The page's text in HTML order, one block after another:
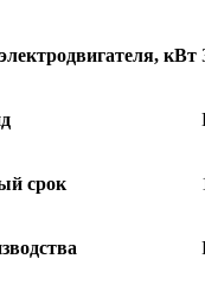
кВт
срок